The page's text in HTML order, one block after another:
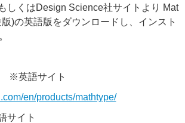
しくはDesign Science社サイトより Mat
)の英語版をダウンロードし、インスト
※英語サイト
en/products/mathtype/
サイト